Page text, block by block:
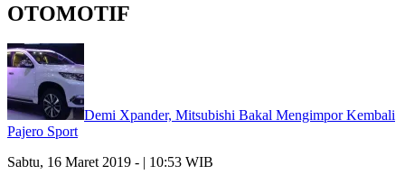
OTOMOTIF
Demi Xpander, Mitsubishi Bakal Mengimpor Kembali
Pajero Sport
Sabtu, 16 Maret 2019 - | 10:53 WIB